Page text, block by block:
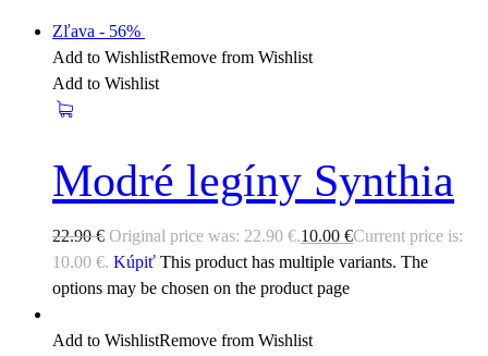
Zľava - 56%
Add to WishlistRemove from Wishlist
Add to Wishlist
Modré legíny Synthia
22.90€ Original price was: 22.90 €.10.00 €Current price is:
10.00 €. Kúpiť This product has multiple variants. The
options may be chosen on the product page
Add to WishlistRemove from Wishlist